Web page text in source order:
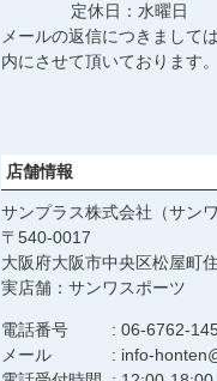
定休日：水曜日
メールの返信につきまして
内にさせて頂いております。
店舗情報
サンプラス株式会社（サン
540-0017
大阪府大阪市中央区松屋町
実店舗：サンワスポーツ
電話番号
06-6762-
メール
info-